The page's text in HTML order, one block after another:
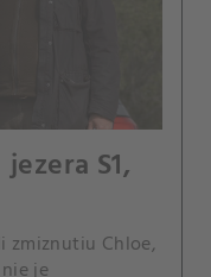
S1,
zmiznutiu Chloe,
je